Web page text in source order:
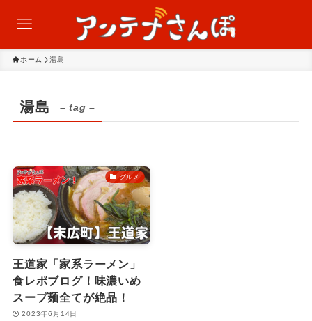
ホーム 湯島
湯島 – tag –
グルメ
王道家「家系ラーメン」
食レポブログ！味濃いめ
スープ麺全てが絶品！
2023年6月14日